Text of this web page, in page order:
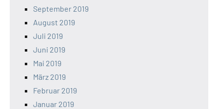
September 2019
August 2019
Juli 2019
Juni 2019
Mai 2019
März 2019
Februar 2019
Januar 2019